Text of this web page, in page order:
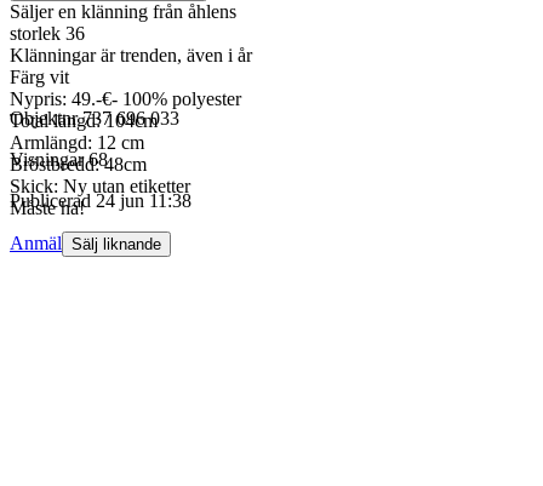
Säljer en klänning från åhlens
storlek 36
Klänningar är trenden, även i år
Färg vit
Nypris: 49.-€- 100% polyester
Total längd: 104cm
Armlängd: 12 cm
Bröstbredd: 48cm
Skick: Ny utan etiketter
Måste ha!
Objektnr 737 696 033
Visningar 68
Publicerad 24 jun 11:38
Anmäl Sälj liknande